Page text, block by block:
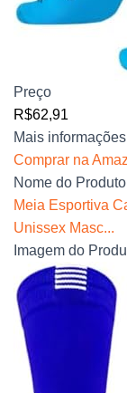
Preço
R$62,91
Mais informações
Comprar na
Nome do Produto
Meia Esportiva
Unissex Masc...
Imagem do